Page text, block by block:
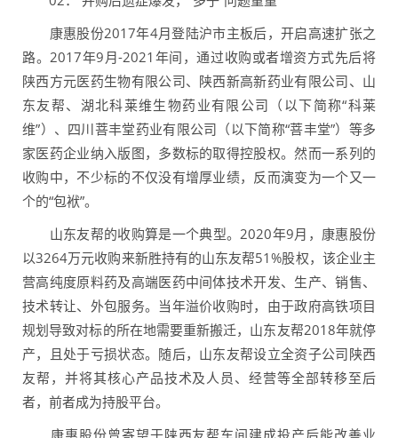
康惠股份2017年4月登陆沪市主板后，开启高速扩张之
路。2017年9月-2021年间，通过收购或者增资方式先后将
陕西方元医药生物有限公司、陕西新高新药业有限公司、山
东友帮、湖北科莱维生物药业有限公司（以下简称“科莱
维”）、四川菩丰堂药业有限公司（以下简称“菩丰堂”）等多
家医药企业纳入版图，多数标的取得控股权。然而一系列的
收购中，不少标的不仅没有增厚业绩，反而演变为一个又一
个的“包袱”。
山东友帮的收购算是一个典型。2020年9月，康惠股份
以3264万元收购来新胜持有的山东友帮51%股权，该企业主
营高纯度原料药及高端医药中间体技术开发、生产、销售、
技术转让、外包服务。当年溢价收购时，由于政府高铁项目
规划导致对标的所在地需要重新搬迁，山东友帮2018年就停
产，且处于亏损状态。随后，山东友帮设立全资子公司陕西
友帮，并将其核心产品技术及人员、经营等全部转移至后
者，前者成为持股平台。